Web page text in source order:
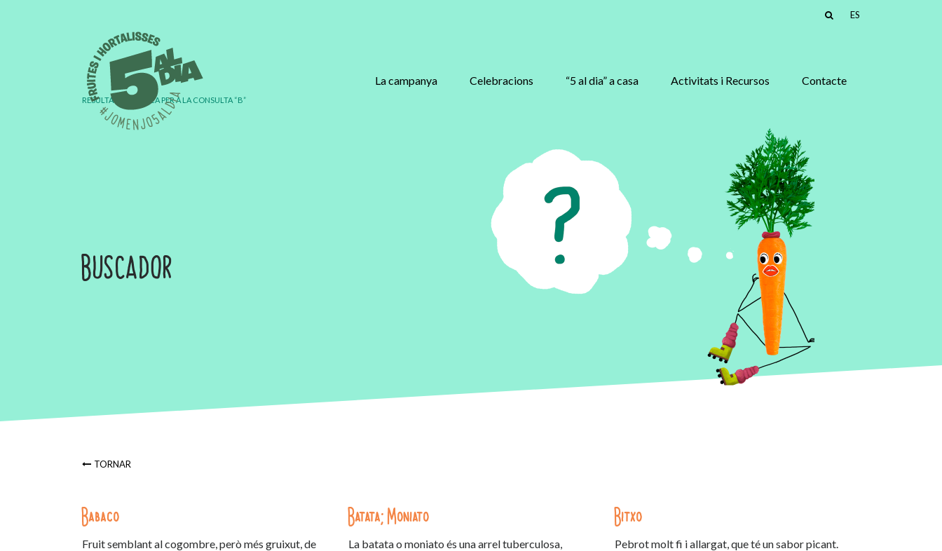
ES
La campanya Celebracions “5 al dia” a casa Activitats i Recursos Contacte
RESULTATS DE CERCA PER A LA CONSULTA “B”
BUSCADOR
TORNAR
Babaco
Fruit semblant al cogombre, però més gruixut, de
Batata; Moniato
La batata o moniato és una arrel tuberculosa,
Bitxo
Pebrot molt fi i allargat, que té un sabor picant.